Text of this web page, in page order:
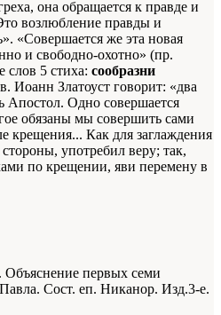
она обращается к правде и
возлюбление правды и
«Совершается же эта новая
и свободно-охотно» (пр.
слов 5 стиха: сообразни
Иоанн Златоуст говорит: «два
Апостол. Одно совершается
обязаны мы совершить сами
крещения... Как для заглаждения
употребил веру; так,
по крещении, яви перемену в
Объяснение первых семи
Сост. еп. Никанор. Изд.3-е.